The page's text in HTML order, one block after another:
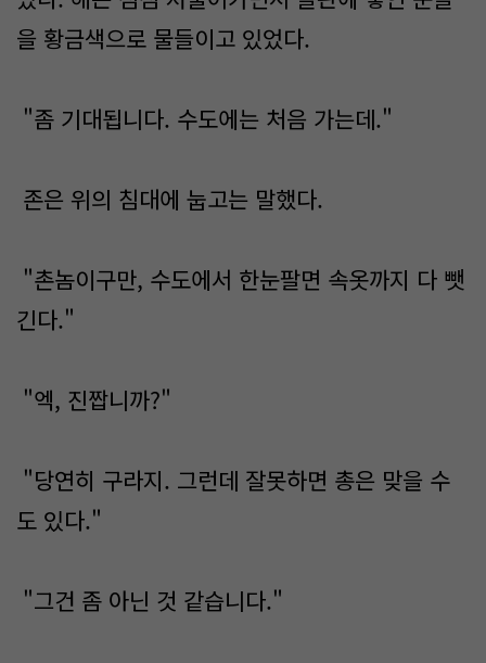
을 황금색으로 물들이고 있었다.
"좀 기대됩니다. 수도에는 처음 가는데."
존은 위의 침대에 눕고는 말했다.
"촌놈이구만, 수도에서 한눈팔면 속옷까지 다 뺏
긴다."
"엑, 진짭니까?"
"당연히 구라지. 그런데 잘못하면 총은 맞을 수
도 있다."
"그건 좀 아닌 것 같습니다."